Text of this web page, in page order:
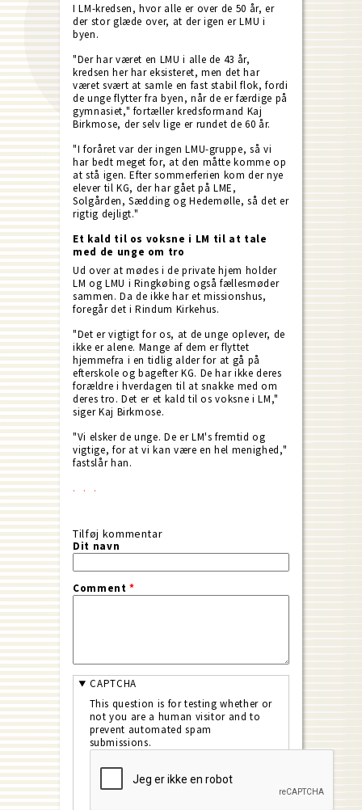
I LM-kredsen, hvor alle er over de 50 år, er
der stor glæde over, at der igen er LMU i
byen.
"Der har været en LMU i alle de 43 år,
kredsen her har eksisteret, men det har
været svært at samle en fast stabil flok, fordi
de unge flytter fra byen, når de er færdige på
gymnasiet," fortæller kredsformand Kaj
Birkmose, der selv lige er rundet de 60 år.
"I foråret var der ingen LMU-gruppe, så vi
har bedt meget for, at den måtte komme op
at stå igen. Efter sommerferien kom der nye
elever til KG, der har gået på LME,
Solgården, Sædding og Hedemølle, så det er
rigtig dejligt."
Et kald til os voksne i LM til at tale
med de unge om tro
Ud over at mødes i de private hjem holder
LM og LMU i Ringkøbing også fællesmøder
sammen. Da de ikke har et missionshus,
foregår det i Rindum Kirkehus.
"Det er vigtigt for os, at de unge oplever, de
ikke er alene. Mange af dem er flyttet
hjemmefra i en tidlig alder for at gå på
efterskole og bagefter KG. De har ikke deres
forældre i hverdagen til at snakke med om
deres tro. Det er et kald til os voksne i LM,"
siger Kaj Birkmose.
"Vi elsker de unge. De er LM's fremtid og
vigtige, for at vi kan være en hel menighed,"
fastslår han.
Tilføj kommentar
Dit navn
Comment*
CAPTCHA
This question is for testing whether or
not you are a human visitor and to
prevent automated spam
submissions.